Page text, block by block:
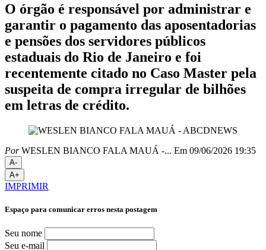
O órgão é responsável por administrar e
garantir o pagamento das aposentadorias
e pensões dos servidores públicos
estaduais do Rio de Janeiro e foi
recentemente citado no Caso Master pela
suspeita de compra irregular de bilhões
em letras de crédito.
PorWESLEN BIANCO FALA MAUÁ -... Em 09/06/2026 19:35
A-
A+
IMPRIMIR
Espaço para comunicar erros nesta postagem
Seu nome
Seu e-mail